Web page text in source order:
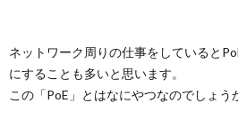
ネットワーク周りの仕事をしていると
にすることも多いと思います。
この「PoE」とはなにやつなのでしょう